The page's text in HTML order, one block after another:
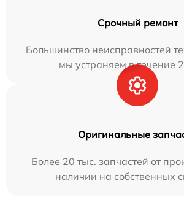
Срочный ремонт
Большинство неисправностей
мы устраняем в течение
Оригинальные
Более 20 тыс. запчастей от
наличии на собственных